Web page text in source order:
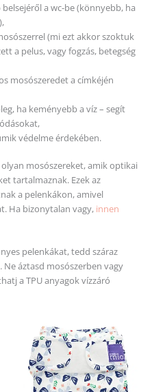
a wc-be (könnyebb, ha
(mi ezt akkor szoktuk
a pelus, vagy fogzás, betegség
mosószeredet a címkéjén
ha keményebb a víz – segít
védelme érdekében.
mosószereket, amik optikai
tartalmaznak. Ezek az
a pelenkákon, amivel
Ha bizonytalan vagy, innen
pelenkákat, tedd száraz
áztasd mosószerben vagy
a TPU anyagok vízzáró
a
terméknek
több
variációja